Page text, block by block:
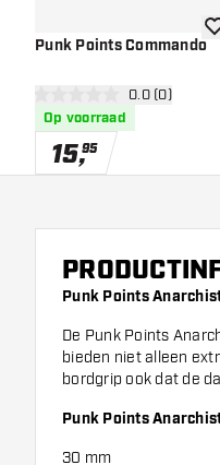
Punk Points Commando
open reviews
0 score sterren0.0 (0)
Op voorraad
15,95
Punk Points
De Punk Points
bieden niet alleen
bordgrip ook dat de
Punk Points
30 mm